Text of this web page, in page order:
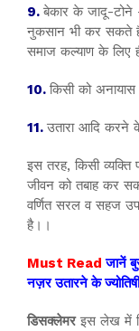
9. बेकार के जादू-टोने
नुकसान भी कर सकते
समाज कल्याण के लिए
10. किसी को
11. उतारा आदि करने
इस तरह, किसी
जीवन को तबाह कर
वर्णित सरल व सहज
है।।
Must Readजानें
नज़र उतारने के
डिसक्लेमरइस लेख में